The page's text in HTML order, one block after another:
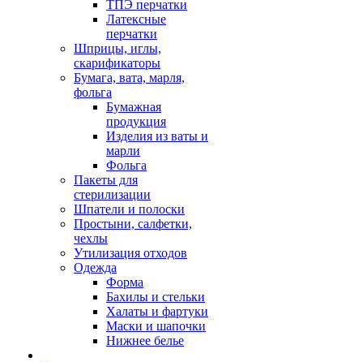
ТПЭ перчатки
Латексные
перчатки
Шприцы, иглы,
скарификаторы
Бумага, вата, марля,
фольга
Бумажная
продукция
Изделия из ваты и
марли
Фольга
Пакеты для
стерилизации
Шпатели и полоски
Простыни, салфетки,
чехлы
Утилизация отходов
Одежда
Форма
Бахилы и стельки
Халаты и фартуки
Маски и шапочки
Нижнее белье